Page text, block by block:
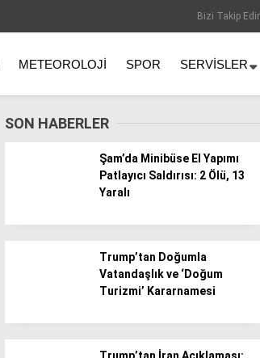
Bizi Takip
METEOROLOJI SPOR SERVISLER
SON HABERLER
Şam’da Minibüse El Yapımı
Patlayıcı Saldırısı: 2 Ölü, 13
Yaralı
Trump’tan Doğumla
Vatandaşlık ve ‘Doğum
Turizmi’ Kararnamesi